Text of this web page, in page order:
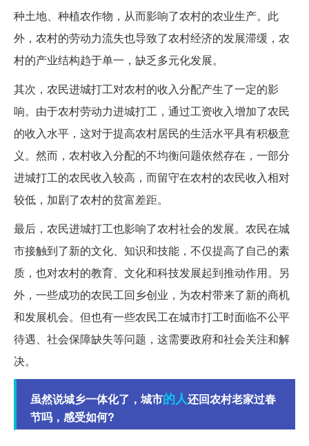
种土地、种植农作物，从而影响了农村的农业生产。此
外，农村的劳动力流失也导致了农村经济的发展滞缓，农
村的产业结构趋于单一，缺乏多元化发展。
其次，农民进城打工对农村的收入分配产生了一定的影
响。由于农村劳动力进城打工，通过工资收入增加了农民
的收入水平，这对于提高农村居民的生活水平具有积极意
义。然而，农村收入分配的不均衡问题依然存在，一部分
进城打工的农民收入较高，而留守在农村的农民收入相对
较低，加剧了农村的贫富差距。
最后，农民进城打工也影响了农村社会的发展。农民在城
市接触到了新的文化、知识和技能，不仅提高了自己的素
质，也对农村的教育、文化和科技发展起到推动作用。另
外，一些成功的农民工回乡创业，为农村带来了新的商机
和发展机会。但也有一些农民工在城市打工时面临不公平
待遇、社会保障缺失等问题，这需要政府和社会关注和解
决。
虽然说城乡一体化了，城市的人还回农村老家过春
节吗，感受如何?